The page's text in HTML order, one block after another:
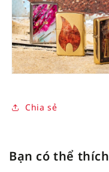
Chia sẻ
Bạn có thể thích